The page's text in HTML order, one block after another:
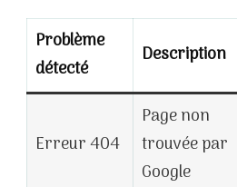
Problème
détecté
Description
Erreur 404
Page non
trouvée par
Google